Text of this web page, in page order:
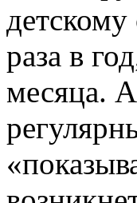
раза в
месяца.